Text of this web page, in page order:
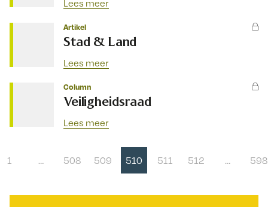
Lees meer
Artikel
Stad & Land
Lees meer
Column
Veiligheidsraad
Lees meer
1 … 508 509 510 511 512 … 598